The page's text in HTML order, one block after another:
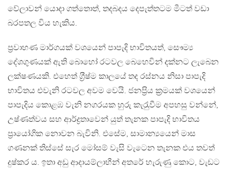
වේලාවන් යොදා ගත්තොත්, තදබදය දෙපැත්තටම මීටත් වඩා
බරපතල විය හැකිය.
ප‍්‍රවාහණ මාර්ගයක් වශයෙන් පාපැදි භාවිතයත්, සෞම්‍ය
දේශගුණයක් ඇති බොහෝ රටවල බෙහෙවින් දක්නට ලැබෙන
ලක්ෂණයකි. එහෙත් ග‍්‍රීෂ්ම කාලයේ තද රස්නය නිසා පාපැදි
භාවිතය එවැනි රටවල අවම වෙයි. ජනප‍්‍රිය ක‍්‍රමයක් වශයෙන්
පාපැදිය කොළඹ වැනි නගරයක හුරු කැරැුවීම අපහසු වන්නේ,
උෂ්ණත්වය සහ ආර්ද්‍රතාවෙන් යුත් තැනක පාපැදි භාවිතය
ප‍්‍රායෝගික නොවන බැවිනි. එසේම, සාමාන්‍යයෙන් මාස
ගණනක් තිස්සේ සැර මෝසම් වැසි වැටෙන තැනක එය තවත්
දුෂ්කර ය. ඉතා අඩු ආදායම්ලාභීන් අතරේ හැරුණු කොට, වැඩට